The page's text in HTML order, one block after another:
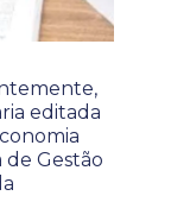
editada
Gestão